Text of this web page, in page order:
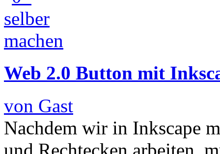
Web 2.0 Button mit
von Gast
Nachdem wir in Inkscape
und Rechtecken arbeiten,